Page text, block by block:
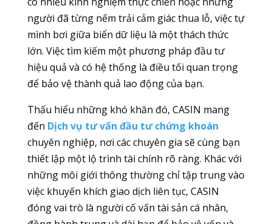
người đã từng nếm trải cảm giác thua lỗ, việc tự
mình bơi giữa biển dữ liệu là một thách thức
lớn. Việc tìm kiếm một phương pháp đầu tư
hiệu quả và có hệ thống là điều tối quan trọng
để bảo vệ thành quả lao động của bạn.
Thấu hiểu những khó khăn đó, CASIN mang
đến Dịch vụ tư vấn đầu tư chứng khoán
chuyên nghiệp, nơi các chuyên gia sẽ cùng bạn
thiết lập một lộ trình tài chính rõ ràng. Khác với
những môi giới thông thường chỉ tập trung vào
việc khuyến khích giao dịch liên tục, CASIN
đóng vai trò là người cố vấn tài sản cá nhân,